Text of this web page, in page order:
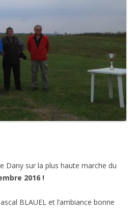
Dany sur la plus haute marche du
2016 !
BLAUEL et l’ambiance bonne